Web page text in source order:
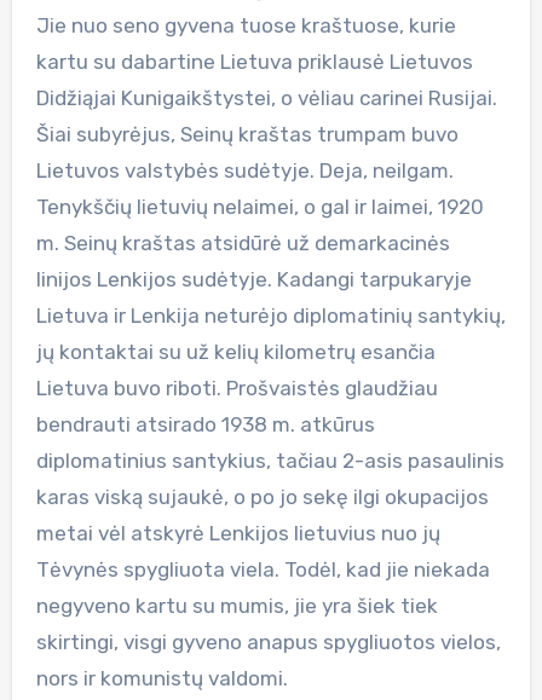
Jie nuo seno gyvena tuose kraštuose, kurie
kartu su dabartine Lietuva priklausė Lietuvos
Didžiąjai Kunigaikštystei, o vėliau carinei Rusijai.
Šiai subyrėjus, Seinų kraštas trumpam buvo
Lietuvos valstybės sudėtyje. Deja, neilgam.
Tenykščių lietuvių nelaimei, o gal ir laimei, 1920
m. Seinų kraštas atsidūrė už demarkacinės
linijos Lenkijos sudėtyje. Kadangi tarpukaryje
Lietuva ir Lenkija neturėjo diplomatinių santykių,
jų kontaktai su už kelių kilometrų esančia
Lietuva buvo riboti. Prošvaistės glaudžiau
bendrauti atsirado 1938 m. atkūrus
diplomatinius santykius, tačiau 2-asis pasaulinis
karas viską sujaukė, o po jo sekę ilgi okupacijos
metai vėl atskyrė Lenkijos lietuvius nuo jų
Tėvynės spygliuota viela. Todėl, kad jie niekada
negyveno kartu su mumis, jie yra šiek tiek
skirtingi, visgi gyveno anapus spygliuotos vielos,
nors ir komunistų valdomi.